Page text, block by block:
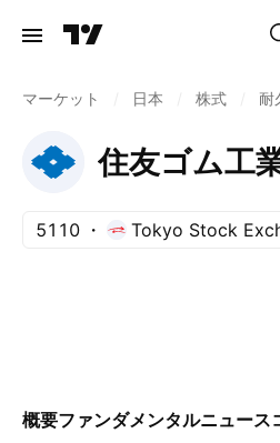
マーケット 日本 株式 耐
住友ゴム工
5110 Tokyo Stock
概要ファンダメンタルニュース